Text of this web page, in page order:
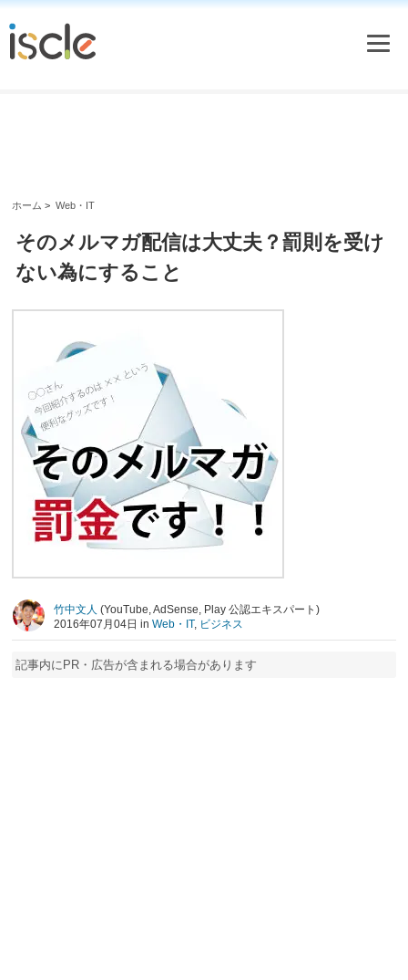
ホーム > Web・IT
そのメルマガ配信は大丈夫？罰則を受け
ない為にすること
竹中文人 (YouTube, AdSense, Play 公認エキスパート)
2016年07月04日 in Web・IT, ビジネス
記事内にPR・広告が含まれる場合があります